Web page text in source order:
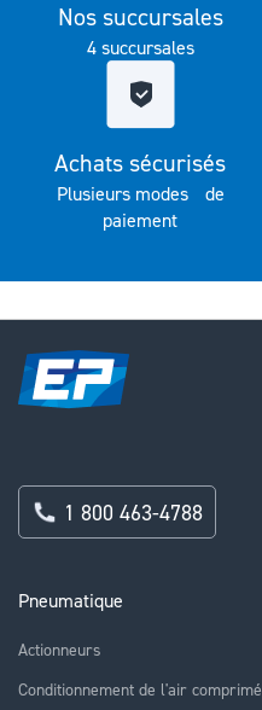
Nos succursales
4 succursales
Achats sécurisés
Plusieurs modes de
paiement
Pneumatique
Actionneurs
Conditionnement de l'air comprimé
1 800 463-4788